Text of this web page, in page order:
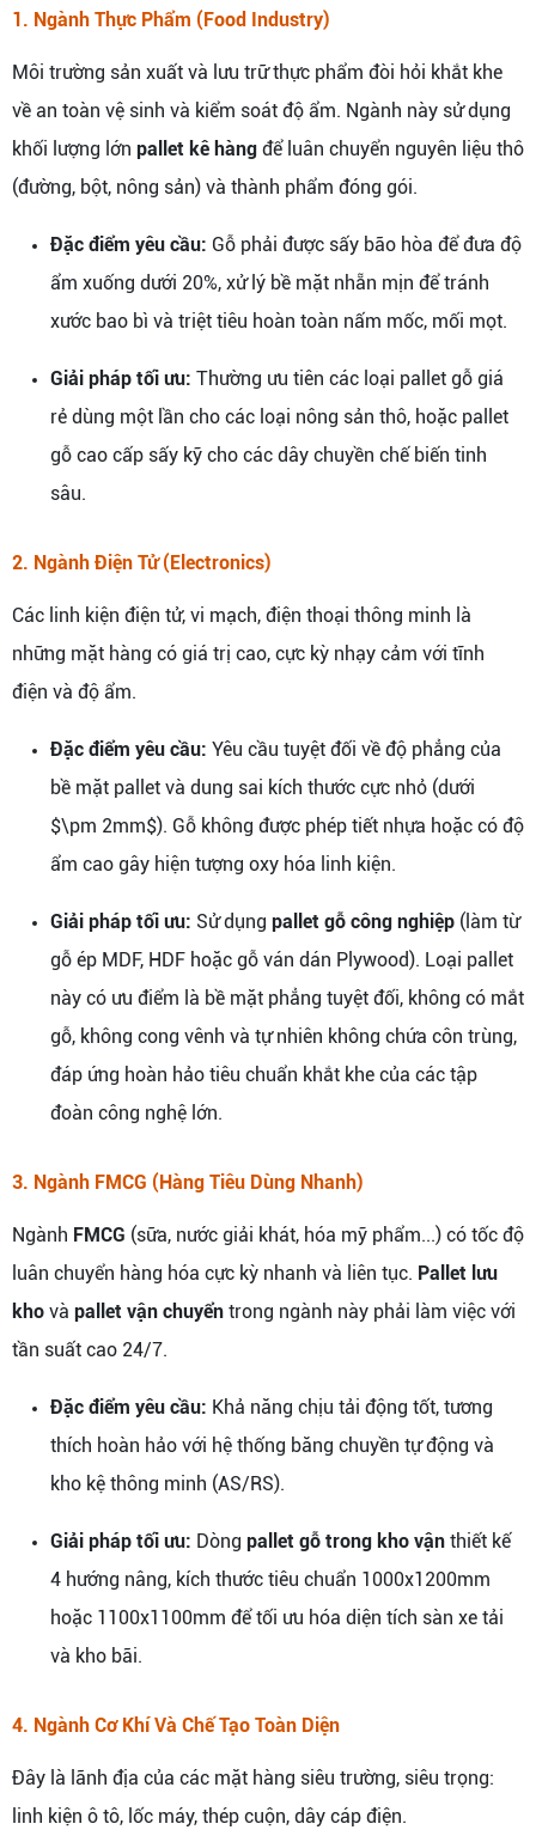
1. Ngành Thực Phẩm (Food Industry)
Môi trường sản xuất và lưu trữ thực phẩm đòi hỏi khắt khe
về an toàn vệ sinh và kiểm soát độ ẩm. Ngành này sử dụng
khối lượng lớn pallet kê hàng để luân chuyển nguyên liệu thô
(đường, bột, nông sản) và thành phẩm đóng gói.
Đặc điểm yêu cầu: Gỗ phải được sấy bão hòa để đưa độ
ẩm xuống dưới 20%, xử lý bề mặt nhẵn mịn để tránh
xước bao bì và triệt tiêu hoàn toàn nấm mốc, mối mọt.
Giải pháp tối ưu: Thường ưu tiên các loại pallet gỗ giá
rẻ dùng một lần cho các loại nông sản thô, hoặc pallet
gỗ cao cấp sấy kỹ cho các dây chuyền chế biến tinh
sâu.
2. Ngành Điện Tử (Electronics)
Các linh kiện điện tử, vi mạch, điện thoại thông minh là
những mặt hàng có giá trị cao, cực kỳ nhạy cảm với tĩnh
điện và độ ẩm.
Đặc điểm yêu cầu: Yêu cầu tuyệt đối về độ phẳng của
bề mặt pallet và dung sai kích thước cực nhỏ (dưới
$\pm 2mm$). Gỗ không được phép tiết nhựa hoặc có độ
ẩm cao gây hiện tượng oxy hóa linh kiện.
Giải pháp tối ưu: Sử dụng pallet gỗ công nghiệp (làm từ
gỗ ép MDF, HDF hoặc gỗ ván dán Plywood). Loại pallet
này có ưu điểm là bề mặt phẳng tuyệt đối, không có mắt
gỗ, không cong vênh và tự nhiên không chứa côn trùng,
đáp ứng hoàn hảo tiêu chuẩn khắt khe của các tập
đoàn công nghệ lớn.
3. Ngành FMCG (Hàng Tiêu Dùng Nhanh)
Ngành FMCG (sữa, nước giải khát, hóa mỹ phẩm...) có tốc độ
luân chuyển hàng hóa cực kỳ nhanh và liên tục. Pallet lưu
kho và pallet vận chuyển trong ngành này phải làm việc với
tần suất cao 24/7.
Đặc điểm yêu cầu: Khả năng chịu tải động tốt, tương
thích hoàn hảo với hệ thống băng chuyền tự động và
kho kệ thông minh (AS/RS).
Giải pháp tối ưu: Dòng pallet gỗ trong kho vận thiết kế
4 hướng nâng, kích thước tiêu chuẩn 1000x1200mm
hoặc 1100x1100mm để tối ưu hóa diện tích sàn xe tải
và kho bãi.
4. Ngành Cơ Khí Và Chế Tạo Toàn Diện
Đây là lãnh địa của các mặt hàng siêu trường, siêu trọng:
linh kiện ô tô, lốc máy, thép cuộn, dây cáp điện.